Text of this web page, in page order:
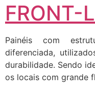
FRONT-
Painéis com
diferenciada,
durabilidade. Sendo
os locais com grande